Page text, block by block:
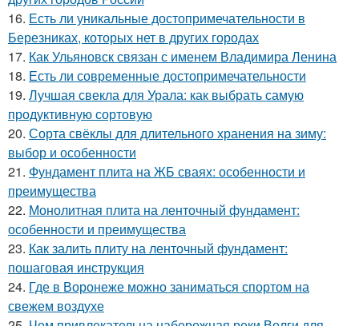
16. Есть ли уникальные достопримечательности в
Березниках, которых нет в других городах
17. Как Ульяновск связан с именем Владимира Ленина
18. Есть ли современные достопримечательности
19. Лучшая свекла для Урала: как выбрать самую
продуктивную сортовую
20. Сорта свёклы для длительного хранения на зиму:
выбор и особенности
21. Фундамент плита на ЖБ сваях: особенности и
преимущества
22. Монолитная плита на ленточный фундамент:
особенности и преимущества
23. Как залить плиту на ленточный фундамент:
пошаговая инструкция
24. Где в Воронеже можно заниматься спортом на
свежем воздухе